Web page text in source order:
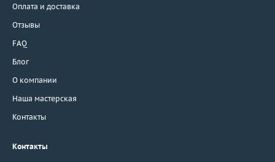
Оплата и доставка
Отзывы
FAQ
Блог
О компании
Наша мастерская
Контакты
Контакты